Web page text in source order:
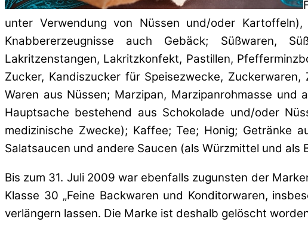
unter Verwendung von Nüssen und/oder
Knabbererzeugnisse auch Gebäck; Süßwaren,
Lakritzenstangen, Lakritzkonfekt, Pastillen,
Zucker, Kandiszucker für Speisezwecke,
Waren aus Nüssen; Marzipan, Marzipanrohmasse
Hauptsache bestehend aus Schokolade und/oder
medizinische Zwecke); Kaffee; Tee; Honig; Getränke
Salatsaucen und andere Saucen (als Würzmittel und als
Bis zum 31. Juli 2009 war ebenfalls zugunsten der
Klasse 30 „Feine Backwaren und Konditorwaren,
verlängern lassen. Die Marke ist deshalb gelöscht